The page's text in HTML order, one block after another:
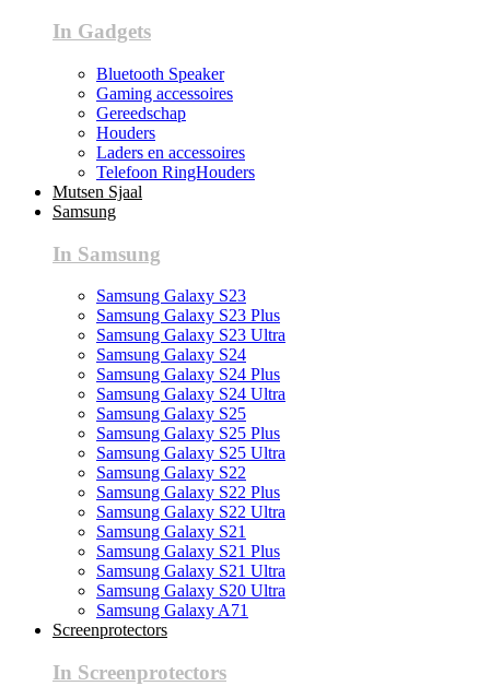
In Gadgets
Bluetooth Speaker
Gaming accessoires
Gereedschap
Houders
Laders en accessoires
Telefoon RingHouders
Mutsen Sjaal
Samsung
In Samsung
Samsung Galaxy S23
Samsung Galaxy S23 Plus
Samsung Galaxy S23 Ultra
Samsung Galaxy S24
Samsung Galaxy S24 Plus
Samsung Galaxy S24 Ultra
Samsung Galaxy S25
Samsung Galaxy S25 Plus
Samsung Galaxy S25 Ultra
Samsung Galaxy S22
Samsung Galaxy S22 Plus
Samsung Galaxy S22 Ultra
Samsung Galaxy S21
Samsung Galaxy S21 Plus
Samsung Galaxy S21 Ultra
Samsung Galaxy S20 Ultra
Samsung Galaxy A71
Screenprotectors
In Screenprotectors